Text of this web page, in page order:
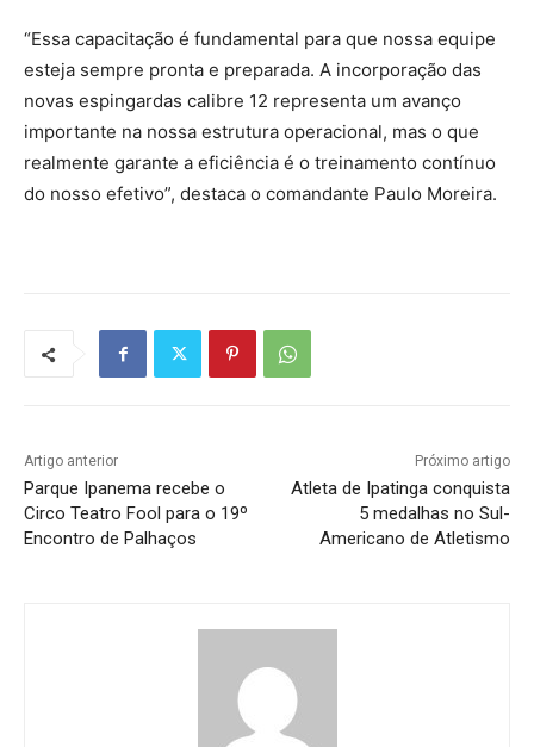
“Essa capacitação é fundamental para que nossa equipe
esteja sempre pronta e preparada. A incorporação das
novas espingardas calibre 12 representa um avanço
importante na nossa estrutura operacional, mas o que
realmente garante a eficiência é o treinamento contínuo
do nosso efetivo”, destaca o comandante Paulo Moreira.
Artigo anterior
Parque Ipanema recebe o
Circo Teatro Fool para o 19º
Encontro de Palhaços
Próximo artigo
Atleta de Ipatinga conquista
5 medalhas no Sul-
Americano de Atletismo